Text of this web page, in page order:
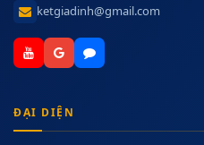
ketgiadinh@gmail.com
ĐẠI DIỆN